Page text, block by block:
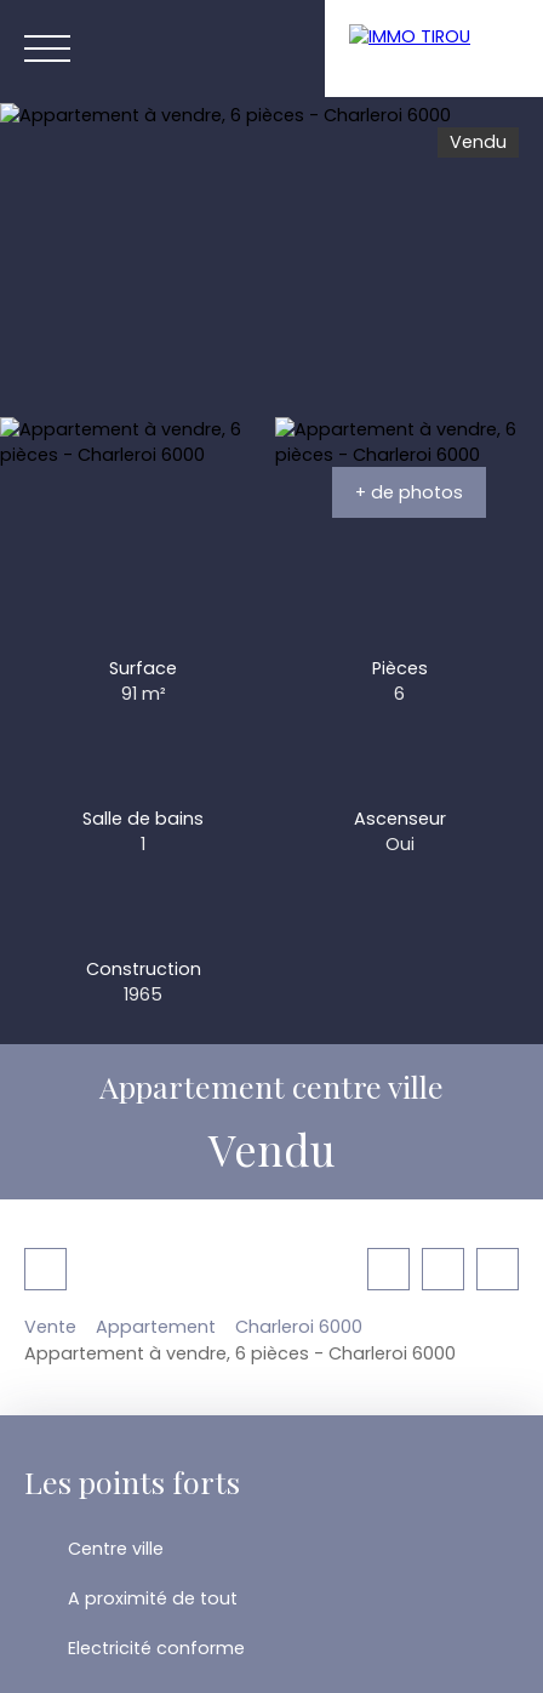
Vendu
+ de photos
Surface
91 m²
Pièces
6
Salle de bains
1
Ascenseur
Oui
Construction
1965
Appartement centre ville
Vendu
Vente Appartement
Charleroi 6000
Appartement à vendre, 6 pièces - Charleroi 6000
Les points forts
Centre ville
A proximité de tout
Electricité conforme